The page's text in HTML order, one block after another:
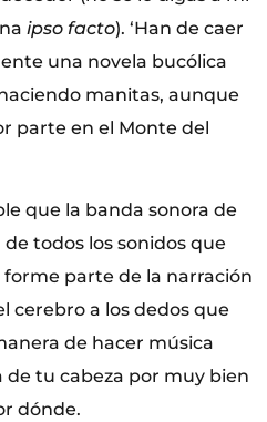
ipso facto). ‘Han de caer
una novela bucólica
manitas, aunque
parte en el Monte del
que la banda sonora de
todos los sonidos que
forme parte de la narración
cerebro a los dedos que
de hacer música
tu cabeza por muy bien
dónde.